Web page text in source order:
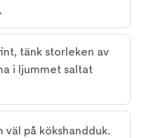
tänk storleken av
i ljummet saltat
på kökshandduk.